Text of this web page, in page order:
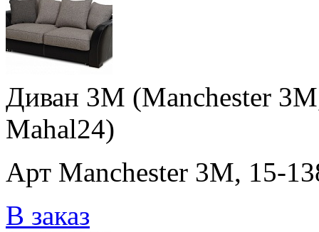
Диван 3M (Manchester
Mahal24)
Арт Manchester 3M, 15-
В заказ